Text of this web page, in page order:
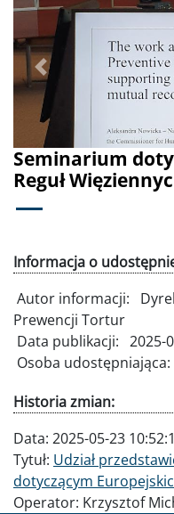
Seminarium
Reguł
Poprzednie
Informacja o
Autor informacji:
Prewencji Tortur
Data publikacji: 2025-
Osoba udostępniająca:
Historia zmian:
Data: 2025-05-23
Tytuł: Udział
dotyczącym
Operator: Krzysztof